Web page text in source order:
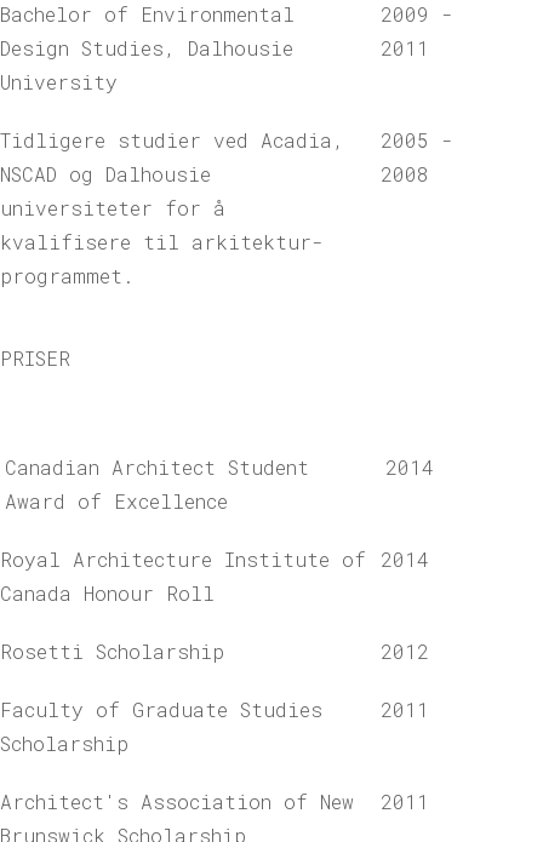
Bachelor of Environmental
Design Studies, Dalhousie
University
2009 -
2011
Tidligere studier ved Acadia,
NSCAD og Dalhousie
universiteter for å
kvalifisere til arkitektur-
programmet.
2005 -
2008
PRISER
Canadian Architect Student
Award of Excellence
2014
Royal Architecture Institute of
Canada Honour Roll
2014
Rosetti Scholarship 2012
Faculty of Graduate Studies
Scholarship
2011
Architect's Association of New
Brunswick Scholarship
2011